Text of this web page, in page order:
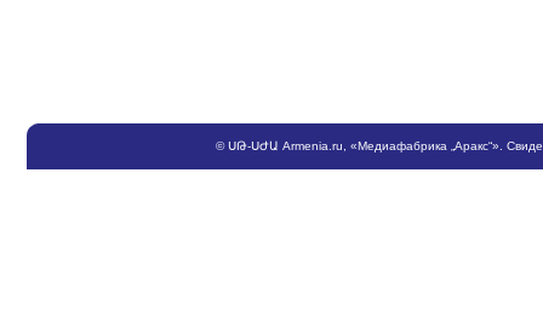
©ՍԹ-ՍԺԱ Armenia.ru , «Медиафабрика „Аракс“».